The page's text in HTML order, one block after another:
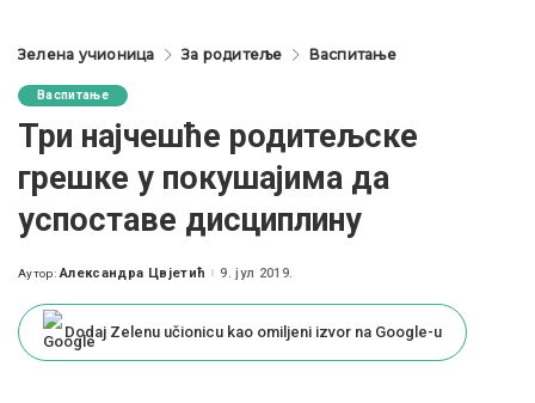
Зелена учионица За родитеље Васпитање
Васпитање
Три најчешће родитељске
грешке у покушајима да
успоставе дисциплину
Posted
Аутор: Александра Цвјетић 9. јул 2019.
Dodaj Zelenu učionicu kao omiljeni izvor na Google-u